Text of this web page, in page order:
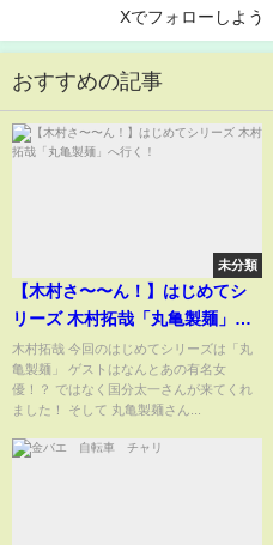
Xでフォローしよう
おすすめの記事
未分類
【木村さ〜〜ん！】はじめてシ
リーズ 木村拓哉「丸亀製麺」へ
行く！
木村拓哉 今回のはじめてシリーズは「丸
亀製麺」 ゲストはなんとあの有名女
優！？ ではなく国分太一さんが来てくれ
ました！ そして 丸亀製麺さん...